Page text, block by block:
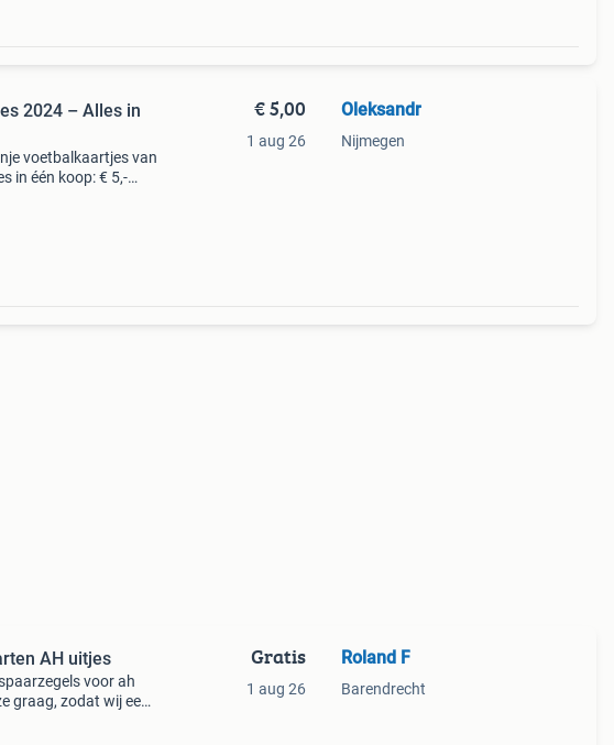
2024 – Alles in
voetbalkaartjes van
in één koop: € 5,-
€ 5,00
1 aug 26
Oleksandr
Nijmegen
AH uitjes
voor ah
graag, zodat wij een
Gratis
1 aug 26
Roland F
Barendrecht